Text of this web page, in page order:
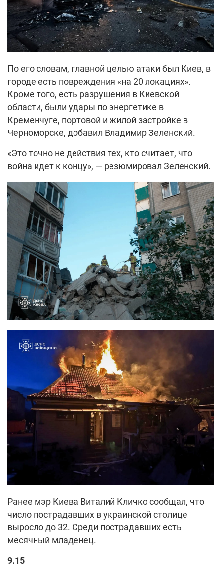
По его словам, главной целью атаки был Киев, в
городе есть повреждения «на 20 локациях».
Кроме того, есть разрушения в Киевской
области, были удары по энергетике в
Кременчуге, портовой и жилой застройке в
Черноморске, добавил Владимир Зеленский.
«Это точно не действия тех, кто считает, что
война идет к концу», — резюмировал Зеленский.
Ранее мэр Киева Виталий Кличко сообщал, что
число пострадавших в украинской столице
выросло до 32. Среди пострадавших есть
месячный младенец.
9.15